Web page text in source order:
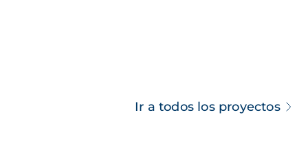
Ir a todos los proyectos